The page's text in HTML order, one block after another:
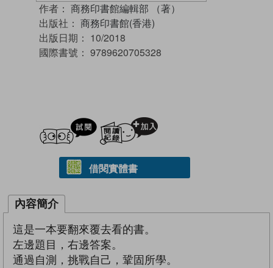
作者： 商務印書館編輯部 （著）
出版社： 商務印書館(香港)
出版日期： 10/2018
國際書號： 9789620705328
試閲
借閱實體書
內容簡介
這是一本要翻來覆去看的書。
左邊題目，右邊答案。
通過自測，挑戰自己，鞏固所學。